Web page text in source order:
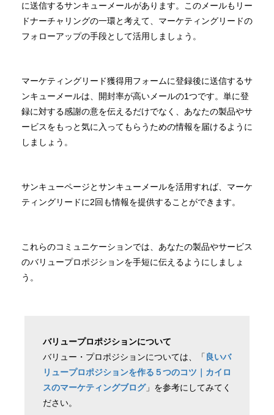
に送信するサンキューメールがあります。このメールもリー
ドナーチャリングの一環と考えて、マーケティングリードの
フォローアップの手段として活用しましょう。
マーケティングリード獲得用フォームに登録後に送信するサ
ンキューメールは、開封率が高いメールの1つです。単に登
録に対する感謝の意を伝えるだけでなく、あなたの製品やサ
ービスをもっと気に入ってもらうための情報を届けるように
しましょう。
サンキューページとサンキューメールを活用すれば、マーケ
ティングリードに2回も情報を提供することができます。
これらのコミュニケーションでは、あなたの製品やサービス
のバリュープロポジションを手短に伝えるようにしましょ
う。
バリュープロポジションについて
バリュー・プロポジションについては、「 良いバ
リュープロポジションを作る５つのコツ｜カイロ
スのマーケティングブログ」を参考にしてみてく
ださい。